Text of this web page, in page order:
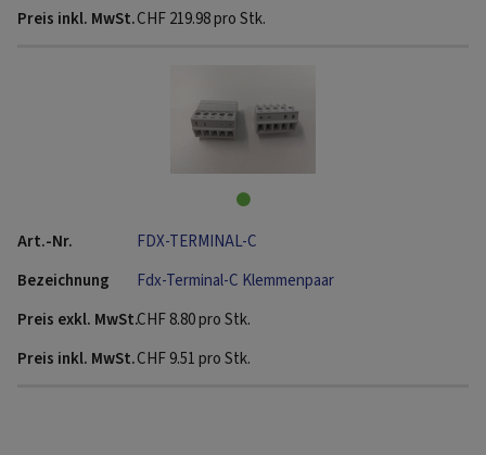
CHF219.98pro Stk.
FDX-TERMINAL-C
Fdx-Terminal-C Klemmenpaar
CHF8.80pro Stk.
CHF9.51pro Stk.